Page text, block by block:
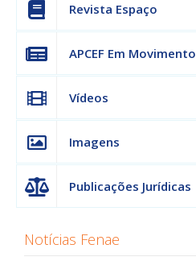
Revista Espaço
APCEF Em Movimento
Vídeos
Imagens
Publicações Jurídicas
Notícias Fenae